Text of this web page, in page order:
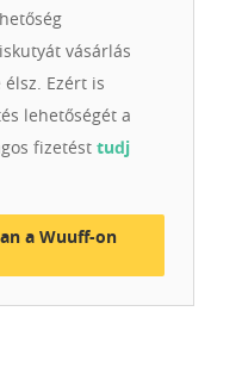
vásárlás
Ezért is
lehetőségét a
fizetést tudj
a Wuuff-on